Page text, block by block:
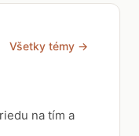
Všetky témy →
na tím a